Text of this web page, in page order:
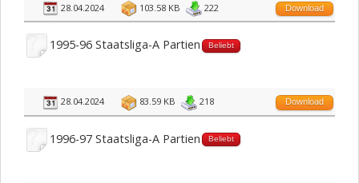
28.04.2024 103.58 KB 222 Download
1995-96 Staatsliga-A Partien Beliebt
28.04.2024 83.59 KB 218 Download
1996-97 Staatsliga-A Partien Beliebt